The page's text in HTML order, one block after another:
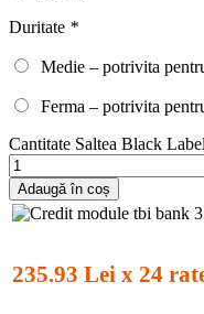
Duritate *
Medie – potrivita
Ferma – potrivita
Cantitate Saltea Black
Adaugă în coș
235.93 Lei x 24